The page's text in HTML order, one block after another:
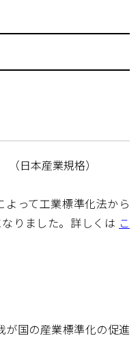
日本産業規格）
って工業標準化法から
りました。詳しくは こ
国の産業標準化の促進